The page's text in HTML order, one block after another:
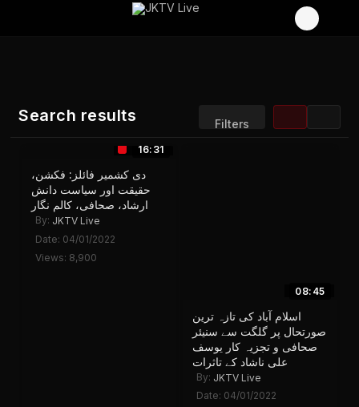
Filters
Search results
16:31
دی کشمیر فائلز: فکشن،
حقیقت اور سیاست دانش
ارشاد، صحافی، کالم نگار
By: JKTV Live
Date: 04/01/2022
Views: 8,900
08:45
اسلام آباد کی تازہ ترین
صورتحال پر گلگت سے سنیئر
صحافی و تجزیہ کار یوسف
علی ناشاد کے تاثرات
By: JKTV Live
Date: 04/01/2022